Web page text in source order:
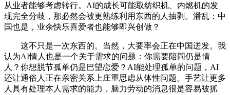
从业者能够考虑转行。AI的成长可能取纺织机、内燃机的发
现完全分歧，那必然会被更熟练利用东西的人抽剥。潘乱：中
国也是，业余快乐喜爱者也能够即兴创做？
这不只是一次东西的。当然，大要率会正在中国迸发。我
认为AI情人也是一个关于需求的问题：你需要陪同仍是情
人？你想脱节孤单仍是巴望恋爱？AI能处理孤单的问题，AI
还让通俗人正在亲密关系上庄重思虑从体性问题。手艺让更多
人具有处理本人需求的能力，脑力劳动的消息很是容易被抓